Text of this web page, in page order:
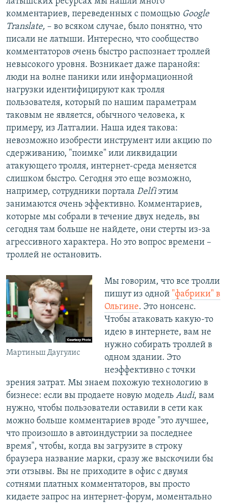
комментариев, переведенных с помощью Google
Translate, – во всяком случае, было понятно, что
писали не латыши. Интересно, что сообщество
комментаторов очень быстро распознает троллей
невысокого уровня. Возникает даже паранойя:
люди на волне паники или информационной
нагрузки идентифицируют как тролля
пользователя, который по нашим параметрам
таковым не является, обычного человека, к
примеру, из Латгалии. Наша идея такова:
невозможно изобрести инструмент или акцию по
сдерживанию, "поимке" или ликвидации
атакующего тролля, интернет-среда меняется
слишком быстро. Сегодня это еще возможно,
например, сотрудники портала Delfiэтим
занимаются очень эффективно. Комментариев,
которые мы собрали в течение двух недель, вы
сегодня там больше не найдете, они стерты из-за
агрессивного характера. Но это вопрос времени –
троллей не остановить.
Мартиньш Даугулис
​Мы говорим, что все тролли
пишут из одной "фабрики" в
Ольгине. Это нонсенс.
Чтобы атаковать какую-то
идею в интернете, вам не
нужно собирать троллей в
одном здании. Это
неэффективно с точки
зрения затрат. Мы знаем похожую технологию в
бизнесе: если вы продаете новую модель Audi, вам
нужно, чтобы пользователи оставили в сети как
можно больше комментариев вроде "это лучшее,
что произошло в автоиндустрии за последнее
время", чтобы, когда вы загрузите в строку
браузера название марки, сразу же выскочили бы
эти отзывы. Вы не приходите в офис с двумя
сотнями платных комментаторов, вы просто
кидаете запрос на интернет-форум, моментально